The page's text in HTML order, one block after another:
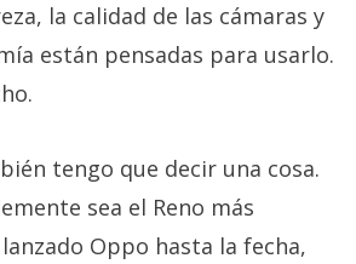
la calidad de las cámaras y
están pensadas para usarlo.
tengo que decir una cosa.
sea el Reno más
Oppo hasta la fecha,